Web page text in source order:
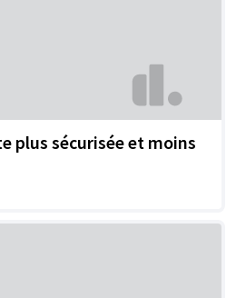
plus sécurisée et moins